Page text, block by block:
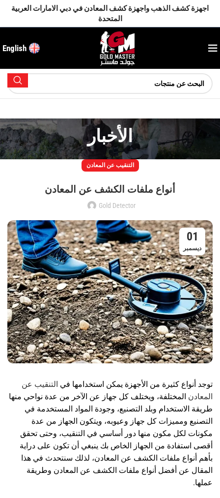
اجهزة كشف الذهب واجهزة كشف المعادن في دبي الامارات العربية
المتحدة
English
الأخبار
التنقيب عن المعادن
أنواع ملفات الكشف عن المعادن
Gold Detector
01
ديسمبر
توجد أنواع كثيرة من الأجهزة يمكن استخدامها في التنقيب عن
المعادن المختلفة، ويختلف كل جهاز عن الآخر من عدة نواحي منها
طريقة الاستخدام وبلد التصنيع، وجودة المواد المستخدمة في
التصنيع ومميزات كل جهاز وعيوبه، ويتكون الجهاز من عدة
مكونات لكل مكون منها دور أساسي في التنقيب، وحتى تحقق
أقصى استفادة من الجهاز الخاص بك ينبغي أن تكون على دراية
بأهم أنواع ملفات الكشف عن المعادن، لذلك سنتحدث في هذا
المقال عن أفضل أنواع ملفات الكشف عن المعادن وطريقة
عملها.